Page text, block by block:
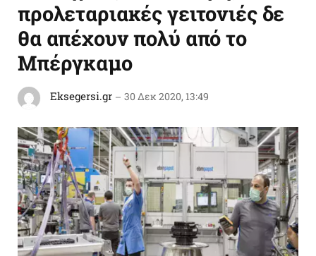
προλεταριακές γειτονιές δε
θα απέχουν πολύ από το
Mπέργκαμο
Eksegersi.gr 30 Δεκ 2020, 13:49